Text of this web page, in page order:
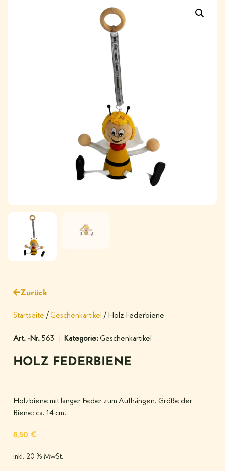
Zurück
Startseite /Geschenkartikel / Holz Federbiene
Art. -Nr. 563 Kategorie:Geschenkartikel
HOLZ FEDERBIENE
Holzbiene mit langer Feder zum Aufhängen. Größe der
Biene: ca. 14 cm.
8,50 €
inkl. 20 % MwSt.